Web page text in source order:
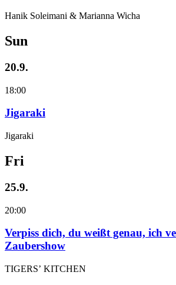
Hanik Soleimani & Marianna Wicha
Sun
20.9.
18:00
Jigaraki
Jigaraki
Fri
25.9.
20:00
Verpiss dich, du weißt genau, ich
Zaubershow
TIGERS’ KITCHEN